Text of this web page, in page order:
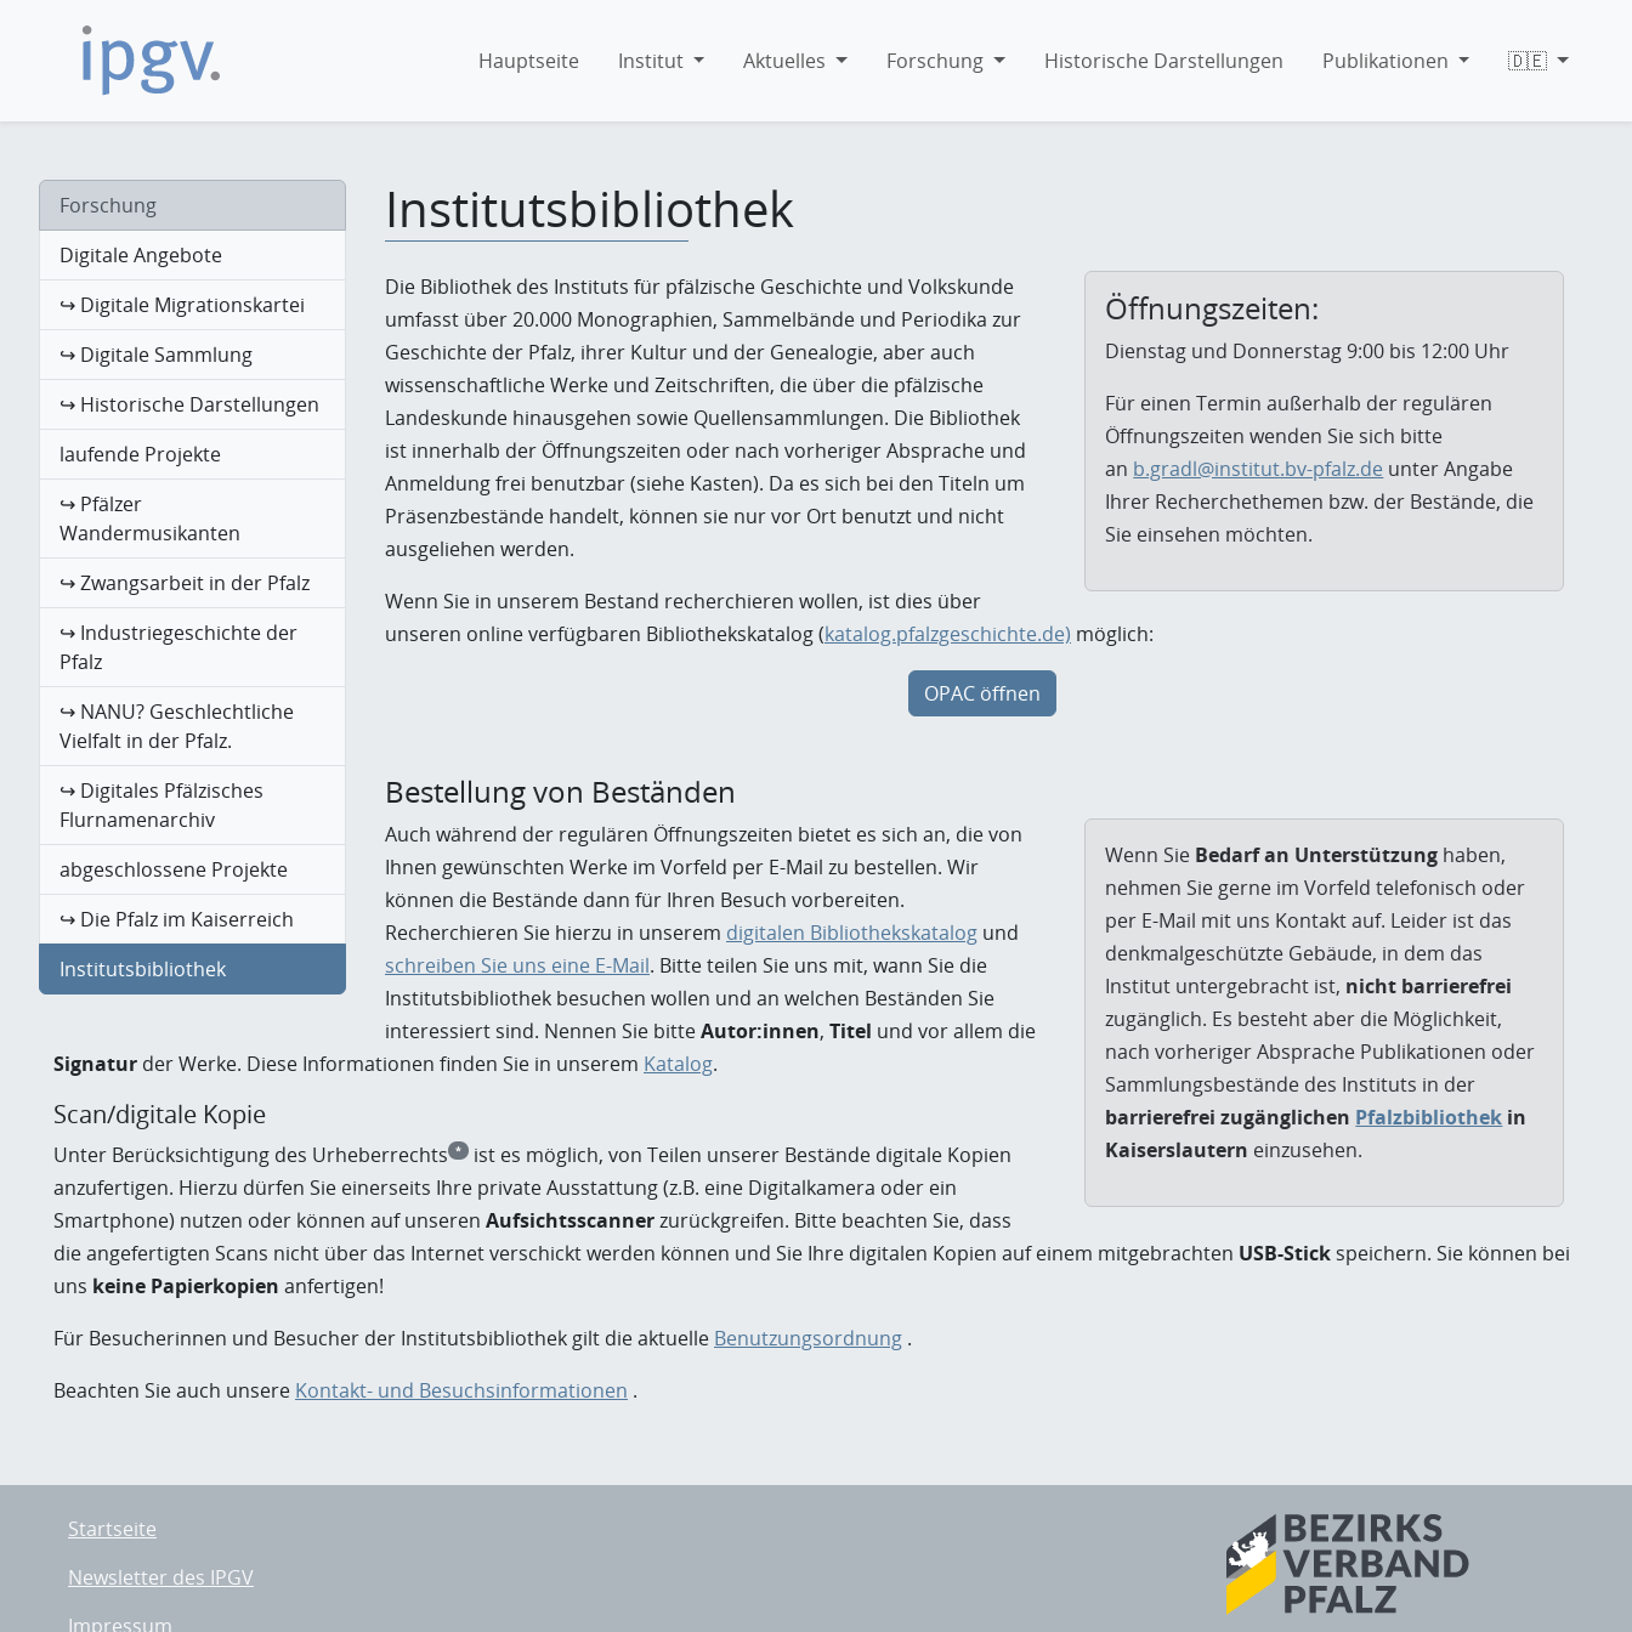
Hauptseite Institut Aktuelles Forschung Historische Darstellungen Publikationen 🇩🇪
Forschung
Digitale Angebote
↪ Digitale Migrationskartei
↪ Digitale Sammlung
↪ Historische Darstellungen
laufende Projekte
↪ Pfälzer
Wandermusikanten
↪ Zwangsarbeit in der Pfalz
↪ Industriegeschichte der
Pfalz
↪ NANU? Geschlechtliche
Vielfalt in der Pfalz.
↪ Digitales Pfälzisches
Flurnamenarchiv
abgeschlossene Projekte
↪ Die Pfalz im Kaiserreich
Institutsbibliothek
Institutsbibliothek
Öffnungszeiten:
Dienstag und Donnerstag 9:00 bis 12:00 Uhr
Für einen Termin außerhalb der regulären
Öffnungszeiten wenden Sie sich bitte
an b.gradl@institut.bv-pfalz.de unter Angabe
Ihrer Recherchethemen bzw. der Bestände, die
Sie einsehen möchten.
Die Bibliothek des Instituts für pfälzische Geschichte und Volkskunde
umfasst über 20.000 Monographien, Sammelbände und Periodika zur
Geschichte der Pfalz, ihrer Kultur und der Genealogie, aber auch
wissenschaftliche Werke und Zeitschriften, die über die pfälzische
Landeskunde hinausgehen sowie Quellensammlungen. Die Bibliothek
ist innerhalb der Öffnungszeiten oder nach vorheriger Absprache und
Anmeldung frei benutzbar (siehe Kasten). Da es sich bei den Titeln um
Präsenzbestände handelt, können sie nur vor Ort benutzt und nicht
ausgeliehen werden.
Wenn Sie in unserem Bestand recherchieren wollen, ist dies über
unseren online verfügbaren Bibliothekskatalog (katalog.pfalzgeschichte.de) möglich:
OPAC öffnen
Bestellung von Beständen
Wenn Sie Bedarf an Unterstützung haben,
nehmen Sie gerne im Vorfeld telefonisch oder
per E-Mail mit uns Kontakt auf. Leider ist das
denkmalgeschützte Gebäude, in dem das
Institut untergebracht ist, nicht barrierefrei
zugänglich. Es besteht aber die Möglichkeit,
nach vorheriger Absprache Publikationen oder
Sammlungsbestände des Instituts in der
barrierefrei zugänglichen Pfalzbibliothek in
Kaiserslautern einzusehen.
Auch während der regulären Öffnungszeiten bietet es sich an, die von
Ihnen gewünschten Werke im Vorfeld per E-Mail zu bestellen. Wir
können die Bestände dann für Ihren Besuch vorbereiten.
Recherchieren Sie hierzu in unserem digitalen Bibliothekskatalog und
schreiben Sie uns eine E-Mail. Bitte teilen Sie uns mit, wann Sie die
Institutsbibliothek besuchen wollen und an welchen Beständen Sie
interessiert sind. Nennen Sie bitteAutor:innen, Titel und vor allem die
Signatur der Werke. Diese Informationen finden Sie in unserem Katalog.
Scan/digitale Kopie
Unter Berücksichtigung des Urheberrechts * ist es möglich, von Teilen unserer Bestände digitale Kopien
anzufertigen. Hierzu dürfen Sie einerseits Ihre private Ausstattung (z.B. eine Digitalkamera oder ein
Smartphone) nutzen oder können auf unseren Aufsichtsscannerzurückgreifen. Bitte beachten Sie, dass
die angefertigten Scans nicht über das Internet verschickt werden können und Sie Ihre digitalen Kopien auf einem mitgebrachten USB-Stick speichern. Sie können bei
uns keine Papierkopien anfertigen!
Für Besucherinnen und Besucher der Institutsbibliothek gilt die aktuelle Benutzungsordnung .
Beachten Sie auch unsere Kontakt- und Besuchsinformationen .
Startseite
Newsletter des IPGV
Impressum